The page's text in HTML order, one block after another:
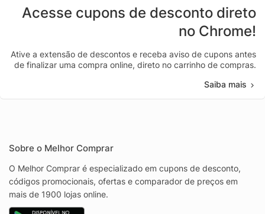
Acesse cupons de desconto direto
no Chrome!
Ative a extensão de descontos e receba aviso de cupons antes
de finalizar uma compra online, direto no carrinho de compras.
Saiba mais
Sobre o Melhor Comprar
O Melhor Comprar é especializado em cupons de desconto,
códigos promocionais, ofertas e comparador de preços em
mais de 1900 lojas online.